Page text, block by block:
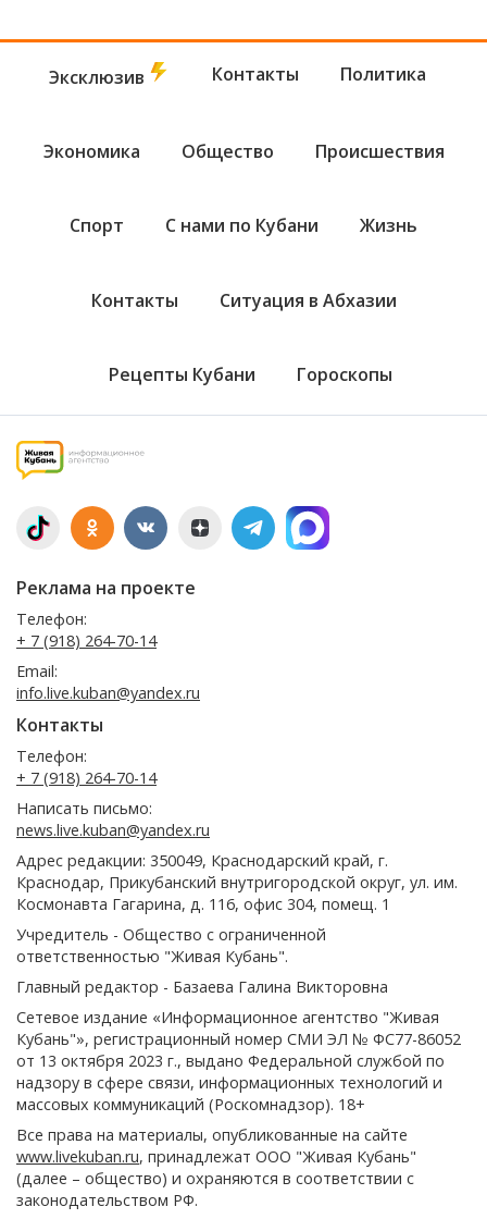
Эксклюзив Контакты Политика
Экономика Общество Происшествия
Спорт С нами по Кубани Жизнь
Контакты Ситуация в Абхазии
Рецепты Кубани Гороскопы
Реклама на проекте
Телефон:
+ 7 (918) 264-70-14
Email:
info.live.kuban@yandex.ru
Контакты
Телефон:
+ 7 (918) 264-70-14
Написать письмо:
news.live.kuban@yandex.ru
Адрес редакции: 350049, Краснодарский край, г.
Краснодар, Прикубанский внутригородской округ, ул. им.
Космонавта Гагарина, д. 116, офис 304, помещ. 1
Учредитель - Общество с ограниченной
ответственностью "Живая Кубань".
Главный редактор - Базаева Галина Викторовна
Сетевое издание «Информационное агентство "Живая
Кубань"», регистрационный номер СМИ ЭЛ № ФС77-86052
от 13 октября 2023 г., выдано Федеральной службой по
надзору в сфере связи, информационных технологий и
массовых коммуникаций (Роскомнадзор). 18+
Все права на материалы, опубликованные на сайте
www.livekuban.ru, принадлежат ООО "Живая Кубань"
(далее – общество) и охраняются в соответствии с
законодательством РФ.